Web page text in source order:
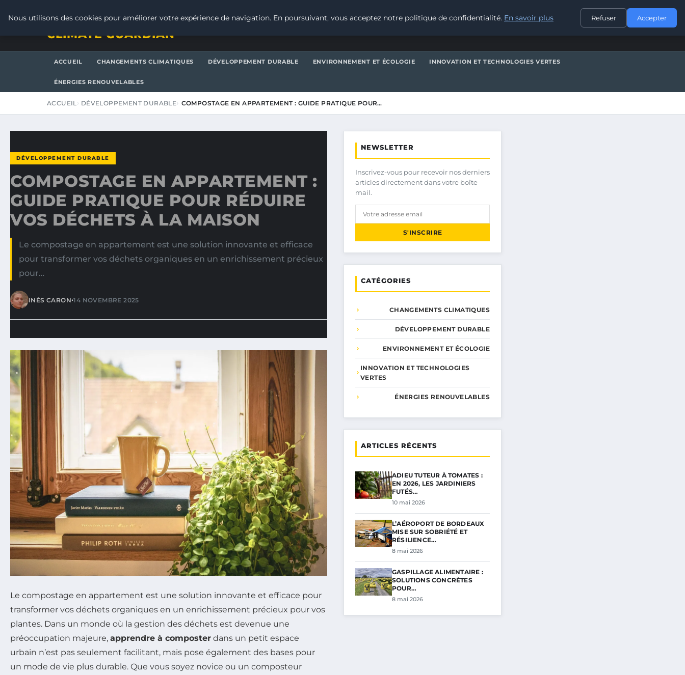
CONTACT
CLIMATE GUARDIAN
ACCUEIL CHANGEMENTS CLIMATIQUES DÉVELOPPEMENT DURABLE ENVIRONNEMENT ET ÉCOLOGIE INNOVATION ET TECHNOLOGIES VERTES
ÉNERGIES RENOUVELABLES
ACCUEIL DÉVELOPPEMENT DURABLE COMPOSTAGE EN APPARTEMENT : GUIDE PRATIQUE POUR…
DÉVELOPPEMENT DURABLE
COMPOSTAGE EN APPARTEMENT :
GUIDE PRATIQUE POUR RÉDUIRE
VOS DÉCHETS À LA MAISON
Le compostage en appartement est une solution innovante et efficace
pour transformer vos déchets organiques en un enrichissement précieux
pour…
INÈS CARON•14 NOVEMBRE 2025
Le compostage en appartement est une solution innovante et efficace pour
transformer vos déchets organiques en un enrichissement précieux pour vos
plantes. Dans un monde où la gestion des déchets est devenue une
préoccupation majeure, apprendre à composter dans un petit espace
urbain n’est pas seulement facilitant, mais pose également des bases pour
un mode de vie plus durable. Que vous soyez novice ou un composteur
NEWSLETTER
Inscrivez-vous pour recevoir nos derniers
articles directement dans votre boîte
mail.
S'INSCRIRE
CATÉGORIES
CHANGEMENTS CLIMATIQUES
DÉVELOPPEMENT DURABLE
ENVIRONNEMENT ET ÉCOLOGIE
INNOVATION ET TECHNOLOGIES
VERTES
ÉNERGIES RENOUVELABLES
ARTICLES RÉCENTS
ADIEU TUTEUR À TOMATES :
EN 2026, LES JARDINIERS
FUTÉS…
10 mai 2026
L’AÉROPORT DE BORDEAUX
MISE SUR SOBRIÉTÉ ET
RÉSILIENCE…
8 mai 2026
GASPILLAGE ALIMENTAIRE :
SOLUTIONS CONCRÈTES
POUR…
8 mai 2026
Nous utilisons des cookies pour améliorer votre expérience de navigation. En poursuivant, vous acceptez notre politique de confidentialité. En savoir plus Refuser Accepter